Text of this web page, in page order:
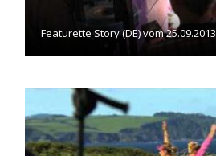
Featurette Story (DE) vom 25.09.2013